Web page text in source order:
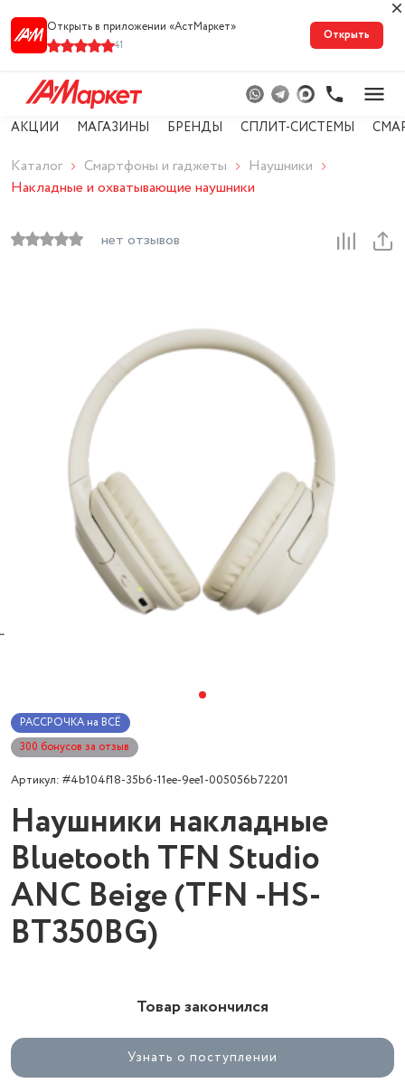
Открыть в приложении «АстМарке‪т‬»
41
Открыть
АКЦИИ МАГАЗИНЫ БРЕНДЫ СПЛИТ-СИСТЕМЫ
Каталог Смартфоны и гаджеты
Наушники
Накладные и охватывающие наушники
нет отзывов
РАССРОЧКА на ВСЁ
300 бонусов за отзыв
Артикул: #4b104f18-35b6-11ee-9ee1-005056b72201
Наушники накладные
Bluetooth TFN Studio
ANC Beige (TFN -HS-
BT350BG)
Товар закончился
Узнать о поступлении